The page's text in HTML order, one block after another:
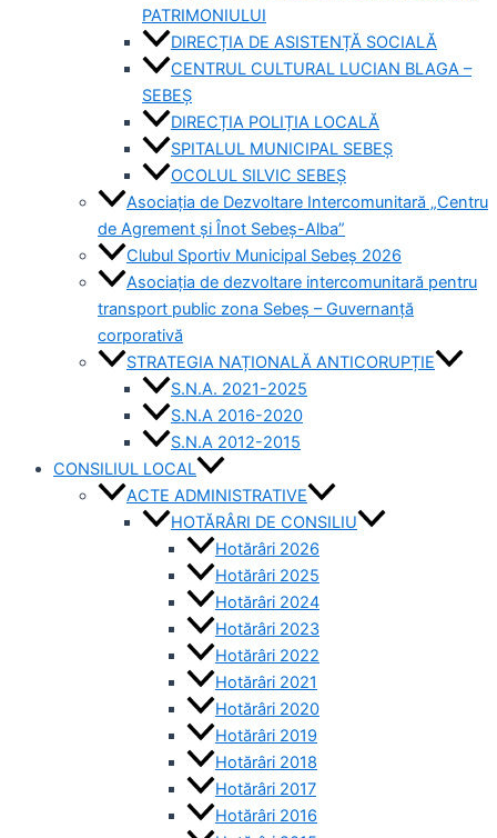
PATRIMONIULUI
DIRECȚIA DE ASISTENȚĂ SOCIALĂ
CENTRUL CULTURAL LUCIAN BLAGA –
SEBEȘ
DIRECȚIA POLIȚIA LOCALĂ
SPITALUL MUNICIPAL SEBEȘ
OCOLUL SILVIC SEBEȘ
Asociația de Dezvoltare Intercomunitară „Centru
de Agrement și Înot Sebeș-Alba”
Clubul Sportiv Municipal Sebeș 2026
Asociația de dezvoltare intercomunitară pentru
transport public zona Sebeș – Guvernanță
corporativă
STRATEGIA NAȚIONALĂ ANTICORUPȚIE
S.N.A. 2021-2025
S.N.A 2016-2020
S.N.A 2012-2015
CONSILIUL LOCAL
ACTE ADMINISTRATIVE
HOTĂRÂRI DE CONSILIU
Hotărâri 2026
Hotărâri 2025
Hotărâri 2024
Hotărâri 2023
Hotărâri 2022
Hotărâri 2021
Hotărâri 2020
Hotărâri 2019
Hotărâri 2018
Hotărâri 2017
Hotărâri 2016